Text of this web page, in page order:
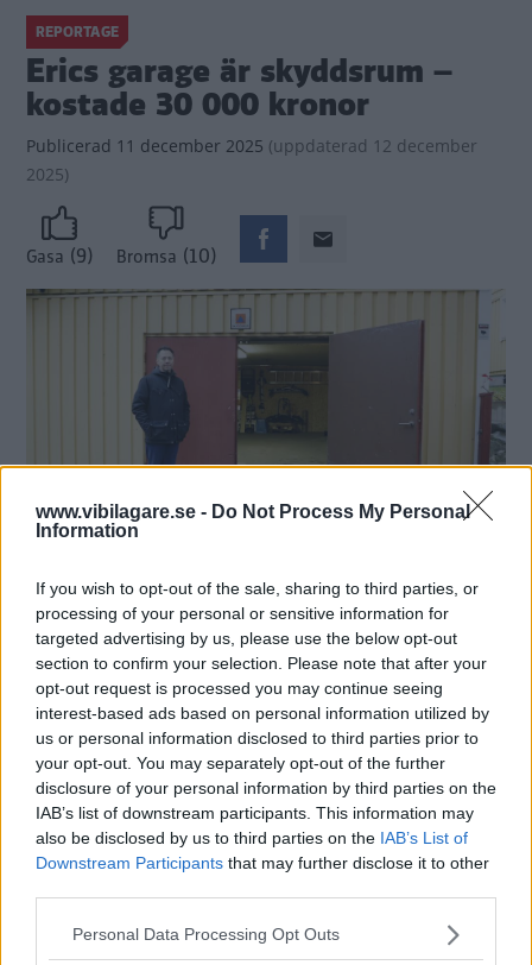
www.vibilagare.se - Do Not Process My Personal
Information
If you wish to opt-out of the sale, sharing to third parties, or
processing of your personal or sensitive information for
targeted advertising by us, please use the below opt-out
section to confirm your selection. Please note that after your
opt-out request is processed you may continue seeing
interest-based ads based on personal information utilized by
us or personal information disclosed to third parties prior to
your opt-out. You may separately opt-out of the further
disclosure of your personal information by third parties on the
IAB’s list of downstream participants. This information may
also be disclosed by us to third parties on the IAB’s List of
Downstream Participants that may further disclose it to other
Please note that this website/app uses one or more Google
Personal Data Processing Opt Outs
REPORTAGE
Erics garage är skyddsrum –
kostade 30 000 kronor
Publicerad 11 december 2025 (uppdaterad 12 december
2025)
Gasa (9) Bromsa (10)
Stockholm. Skylten är ett krav.
Runt om i Sverige finns tusentals skyddsrum i privata
villor. Eric Asaba upptäckte det när familjen köpte
sitt hus – och det har kostat tiotusentals kronor. Så
här har det fungerat med inspektion och reparation av
skyddsrummet.
Text
Anki Sydegård
Fotograf